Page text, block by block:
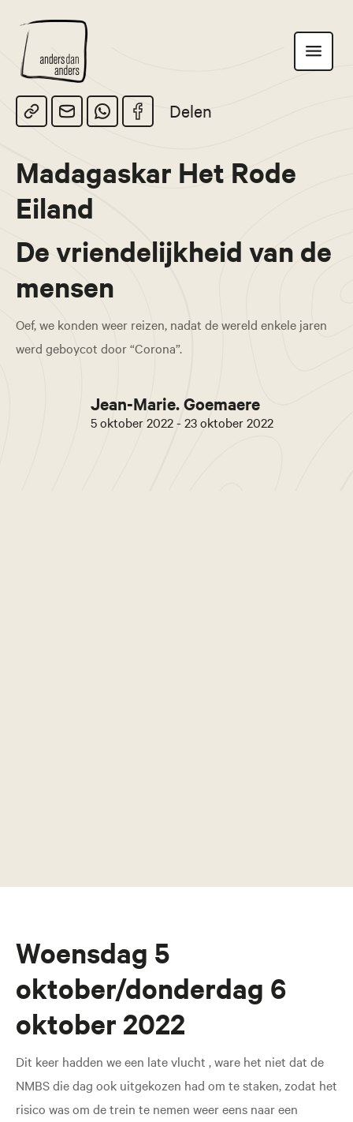
Anders
dan
Anders
Toon
navigatie
Delen
Madagaskar Het Rode
Eiland
De vriendelijkheid van de
mensen
Oef, we konden weer reizen, nadat de wereld enkele jaren
werd geboycot door “Corona”.
Jean-Marie. Goemaere
5 oktober 2022 - 23 oktober 2022
Woensdag 5
oktober/donderdag 6
oktober 2022
Dit keer hadden we een late vlucht , ware het niet dat de
NMBS die dag ook uitgekozen had om te staken, zodat het
risico was om de trein te nemen weer eens naar een